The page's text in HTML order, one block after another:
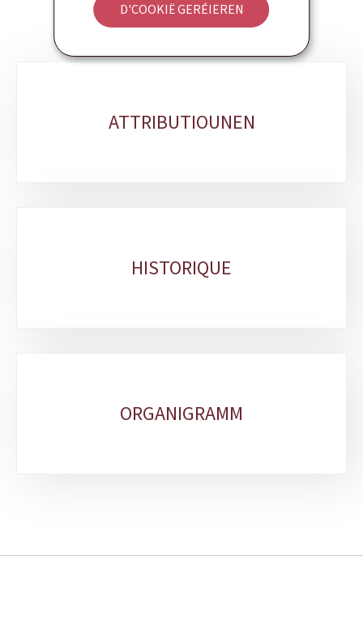
D'COOKIË GERÉIEREN
ATTRIBUTIOUNEN
HISTORIQUE
ORGANIGRAMM